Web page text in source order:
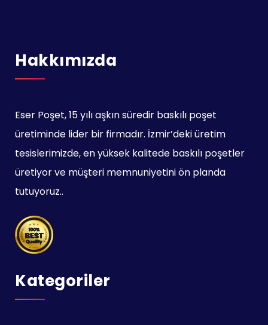
Hakkımızda
Eser Poşet, 15 yılı aşkın süredir baskılı poşet
üretiminde lider bir firmadır. İzmir’deki üretim
tesislerimizde, en yüksek kalitede baskılı poşetler
üretiyor ve müşteri memnuniyetini ön planda
tutuyoruz..
Kategoriler